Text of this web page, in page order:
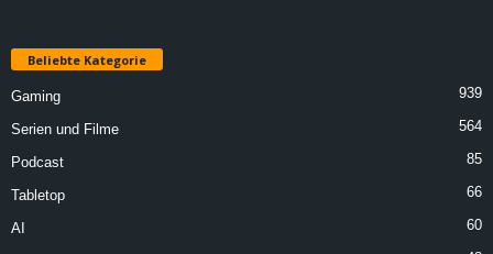
Beliebte Kategorie
Gaming 939
Serien und Filme 564
Podcast 85
Tabletop 66
AI 60